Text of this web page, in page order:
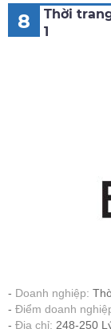
8
Thời
1
Doanh nghiệp:
Điểm doanh
Địa chỉ: 248-250